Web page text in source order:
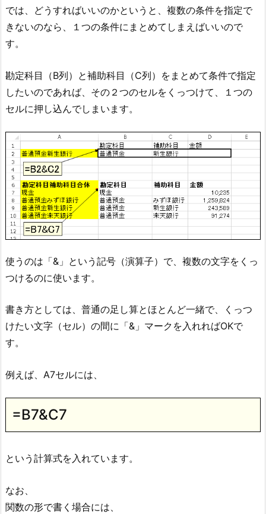
では、どうすればいいのかというと、複数の条件を指定で
きないのなら、１つの条件にまとめてしまえばいいので
す。
勘定科目（B列）と補助科目（C列）をまとめて条件で指定
したいのであれば、その２つのセルをくっつけて、１つの
セルに押し込んでしまいます。
使うのは「&」という記号（演算子）で、複数の文字をくっ
つけるのに使います。
書き方としては、普通の足し算とほとんど一緒で、くっつ
けたい文字（セル）の間に「&」マークを入れればOKで
す。
例えば、A7セルには、
=B7&C7
という計算式を入れています。
なお、
関数の形で書く場合には、